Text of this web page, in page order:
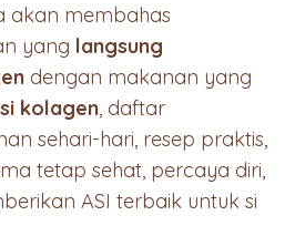
akan membahas
yang langsung
dengan makanan yang
kolagen , daftar
sehari-hari, resep praktis,
tetap sehat, percaya diri,
ASI terbaik untuk si